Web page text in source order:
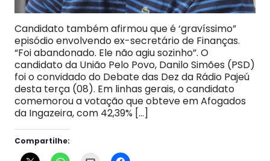
Candidato também afirmou que é ‘gravíssimo”
episódio envolvendo ex-secretário de Finanças.
“Foi abandonado. Ele não agiu sozinho”. O
candidato da União Pelo Povo, Danilo Simões (PSD)
foi o convidado do Debate das Dez da Rádio Pajeú
desta terça (08). Em linhas gerais, o candidato
comemorou a votação que obteve em Afogados
da Ingazeira, com 42,39% […]
Compartilhe: